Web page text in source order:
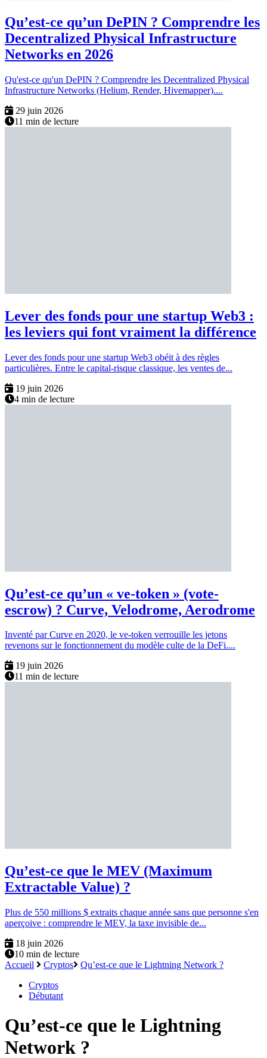
Qu’est-ce qu’un DePIN ? Comprendre les
Decentralized Physical Infrastructure
Networks en 2026
Qu'est-ce qu'un DePIN ? Comprendre les Decentralized Physical
Infrastructure Networks (Helium, Render, Hivemapper)....
29 juin 2026
11 min de lecture
Lever des fonds pour une startup Web3 :
les leviers qui font vraiment la différence
Lever des fonds pour une startup Web3 obéit à des règles
particulières. Entre le capital-risque classique, les ventes de...
19 juin 2026
4 min de lecture
Qu’est-ce qu’un « ve-token » (vote-
escrow) ? Curve, Velodrome, Aerodrome
Inventé par Curve en 2020, le ve-token verrouille les jetons
revenons sur le fonctionnement du modèle culte de la DeFi....
19 juin 2026
11 min de lecture
Qu’est-ce que le MEV (Maximum
Extractable Value) ?
Plus de 550 millions $ extraits chaque année sans que personne s'en
aperçoive : comprendre le MEV, la taxe invisible de...
18 juin 2026
10 min de lecture
Accueil
Cryptos
Qu’est-ce que le Lightning Network ?
Cryptos
Débutant
Qu’est-ce que le Lightning
Network ?